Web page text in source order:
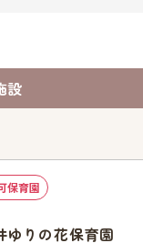
設
保育園
ゆりの花保育園